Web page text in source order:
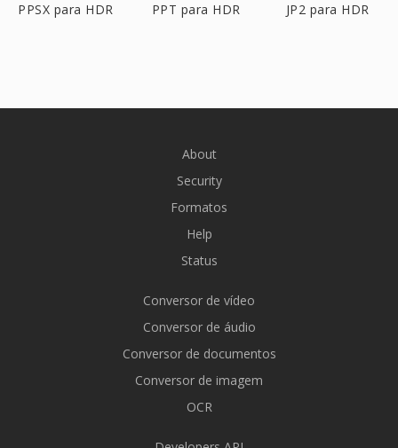
PPSX para HDR PPT para HDR JP2 para HDR
About
Security
Formatos
Help
Status
Conversor de vídeo
Conversor de áudio
Conversor de documentos
Conversor de imagem
OCR